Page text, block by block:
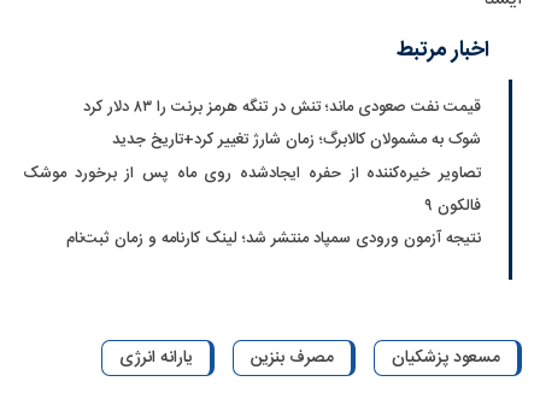
اخبار مرتبط
قیمت نفت صعودی ماند؛ تنش در تنگه هرمز برنت را ۸۳ دلار کرد
شوک به مشمولان کالابرگ؛ زمان شارژ تغییر کرد+تاریخ جدید
تصاویر خیره‌کننده از حفره ایجادشده روی ماه پس از برخورد موشک
فالکون ۹
نتیجه آزمون ورودی سمپاد منتشر شد؛ لینک کارنامه و زمان ثبت‌نام
مسعود پزشکیان مصرف بنزین یارانه انرژی